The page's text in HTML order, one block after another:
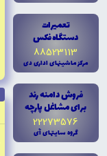
تعميرات
دستگاه فکس
88523113
مرکز ماشينهاى ادارى دى
فروش دامنه رند
براى مشاغل پارچه
22273576
گروه سايتهاى آى